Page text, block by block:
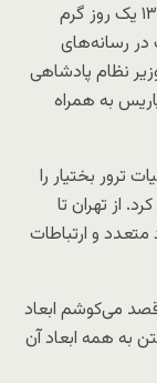
در روز دوشنبه هشتم اوت ۱۹۹۱ هفده مرداد ۱۳۷۰ یک روز گرم
در رسانه‌های
نظام پادشاهی
به همراه
ترور بختیار را
از تهران تا
متعدد و ارتباطات
می‌کوشم ابعاد
به همه ابعاد آن